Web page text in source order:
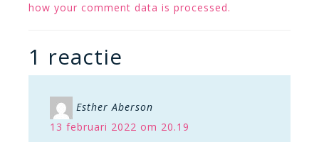
how your comment data is processed.
1 reactie
Esther Aberson
13 februari 2022 om 20.19